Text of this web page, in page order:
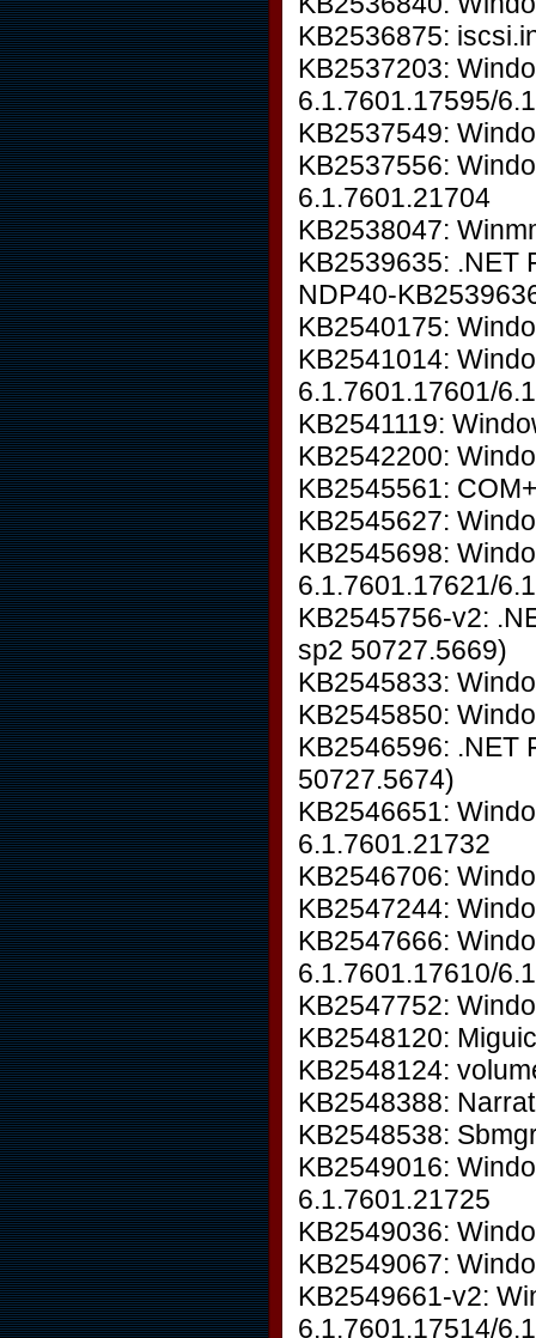
KB2536875:
KB2537203:
6.1.7601.17595/
KB2537549:
KB2537556:
6.1.7601.21704
KB2538047:
KB2539635: .NET
NDP40-
KB2540175:
KB2541014:
6.1.7601.17601/
KB2541119:
KB2542200:
KB2545561:
KB2545627:
KB2545698:
6.1.7601.17621/
KB2545756-v2:
sp2 50727.5669)
KB2545833:
KB2545850:
KB2546596: .NET
50727.5674)
KB2546651:
6.1.7601.21732
KB2546706:
KB2547244:
KB2547666:
6.1.7601.17610/
KB2547752:
KB2548120:
KB2548124:
KB2548388:
KB2548538:
KB2549016:
6.1.7601.21725
KB2549036:
KB2549067:
KB2549661-v2:
6.1.7601.17514/